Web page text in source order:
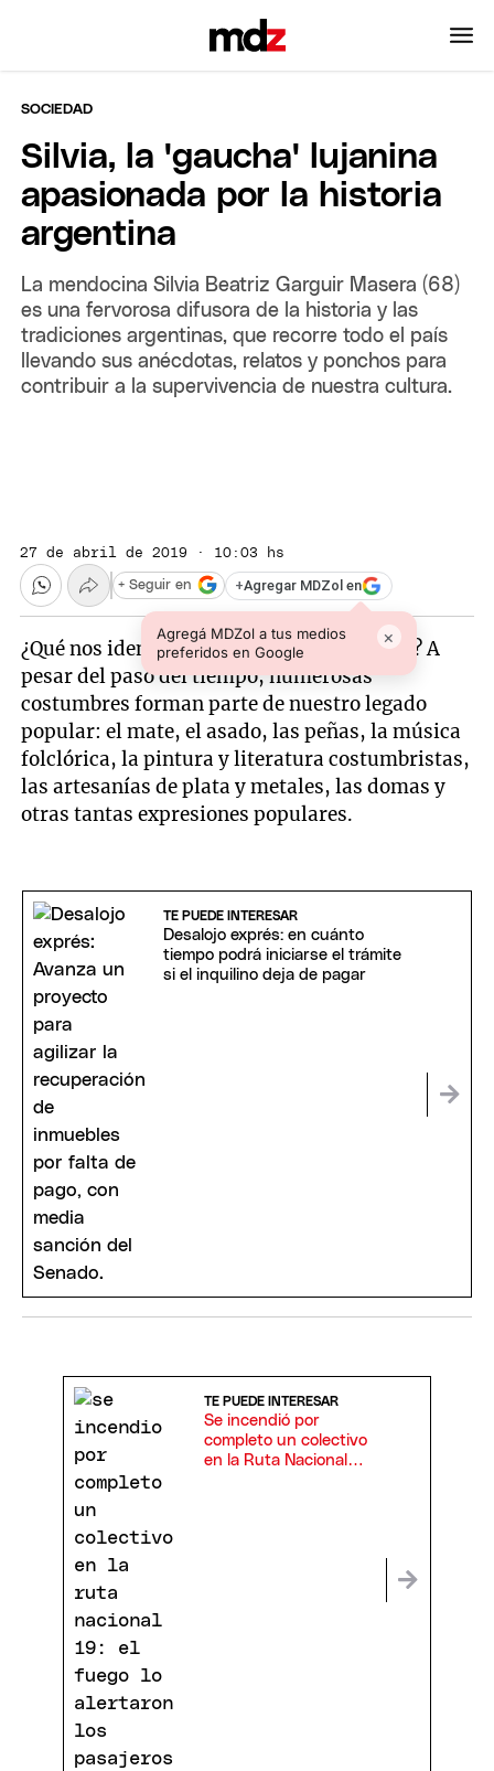
SOCIEDAD
Silvia, la 'gaucha' lujanina
apasionada por la historia
argentina
La mendocina Silvia Beatriz Garguir Masera (68)
es una fervorosa difusora de la historia y las
tradiciones argentinas, que recorre todo el país
llevando sus anécdotas, relatos y ponchos para
contribuir a la supervivencia de nuestra cultura.
27 de abril de 2019 · 10:03 hs
+Agregar MDZol en
Agregá MDZol a tus medios
preferidos en Google
×
+ Seguir en
¿Qué nos identifica como nación argentina? A
pesar del paso del tiempo, numerosas
costumbres forman parte de nuestro legado
popular: el mate, el asado, las peñas, la música
folclórica, la pintura y literatura costumbristas,
las artesanías de plata y metales, las domas y
otras tantas expresiones populares.
TE PUEDE INTERESAR
Desalojo exprés: en cuánto
tiempo podrá iniciarse el trámite
si el inquilino deja de pagar
TE PUEDE INTERESAR
Se incendió por
completo un colectivo
en la Ruta Nacional